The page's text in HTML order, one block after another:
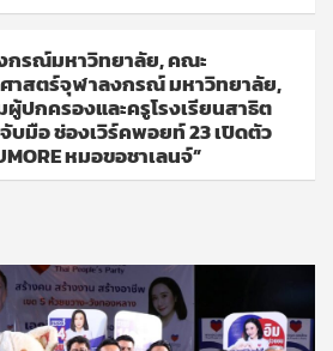
กรณ์มหาวิทยาลัย, คณะ
าสตร์จุฬาลงกรณ์ มหาวิทยาลัย,
ปกครองและครูโรงเรียนสาธิต
บมือ ช่องเวิร์คพอยท์ 23 เปิดตัว
หมอขอชาเลนจ์”